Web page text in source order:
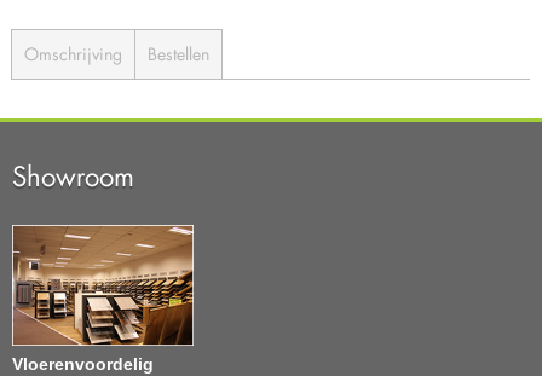
Omschrijving Bestellen
Showroom
Vloerenvoordelig